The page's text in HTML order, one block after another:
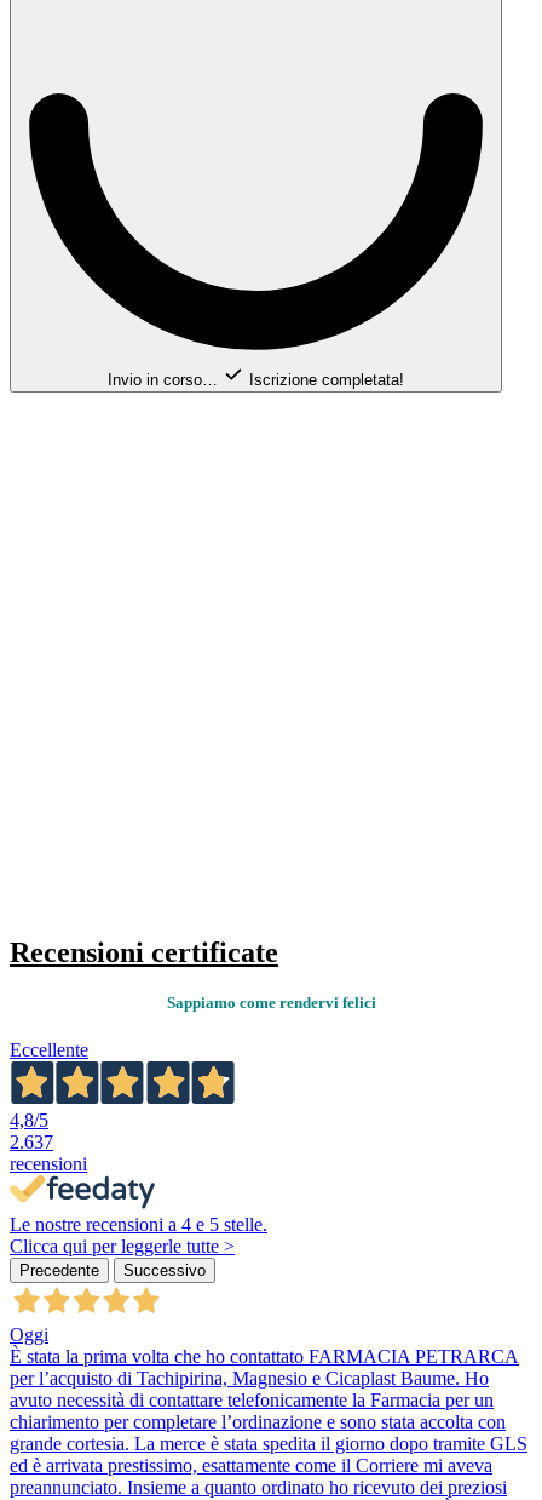
Invio in corso… Iscrizione completata!
Recensioni certificate
Sappiamo come rendervi felici
Eccellente
4,8/5
2.637
recensioni
Le nostre recensioni a 4 e 5 stelle.
Clicca qui per leggerle tutte >
Precedente Successivo
Oggi
È stata la prima volta che ho contattato FARMACIA PETRARCA
per l’acquisto di Tachipirina, Magnesio e Cicaplast Baume. Ho
avuto necessità di contattare telefonicamente la Farmacia per un
chiarimento per completare l’ordinazione e sono stata accolta con
grande cortesia. La merce è stata spedita il giorno dopo tramite GLS
ed è arrivata prestissimo, esattamente come il Corriere mi aveva
preannunciato. Insieme a quanto ordinato ho ricevuto dei preziosi